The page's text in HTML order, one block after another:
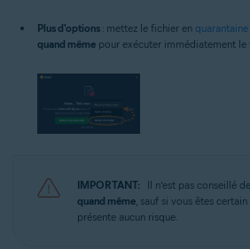
Plus d'options : mettez le fichier en quarantaine
quand même pour exécuter immédiatement le
IMPORTANT: Il n’est pas conseillé
quand même , sauf si vous êtes
présente aucun risque.